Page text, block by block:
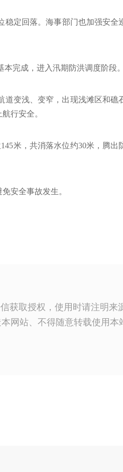
稳定回落。海事部门也加强安全
完成，进入汛期防洪调度阶段。
道变浅、变窄，出现浅滩区和礁
行安全。
米，共消落水位约30米，腾出
安全事故发生。
获取授权，使用时请注明来
网站、不得随意转载使用本